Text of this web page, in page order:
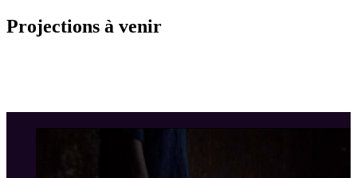
Projections à venir